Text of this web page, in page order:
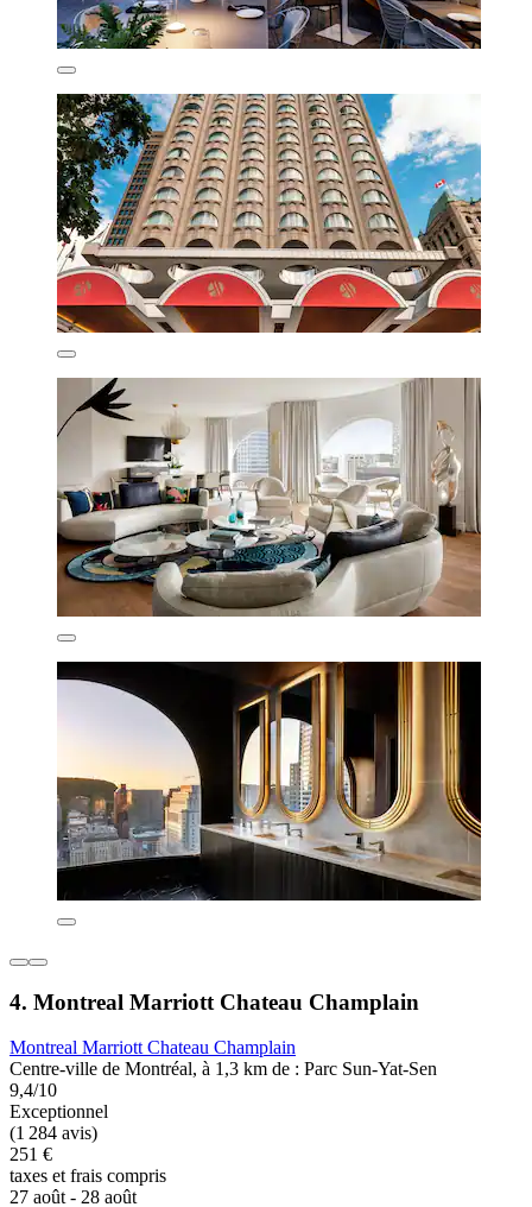
4. Montreal Marriott Chateau Champlain
Montreal Marriott Chateau Champlain
Centre-ville de Montréal, à 1,3 km de : Parc Sun-Yat-Sen
9,4/10
Exceptionnel
(1 284 avis)
251 €
taxes et frais compris
27 août - 28 août